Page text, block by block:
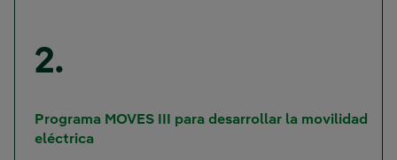
2.
Programa MOVES III para desarrollar la movilidad
eléctrica